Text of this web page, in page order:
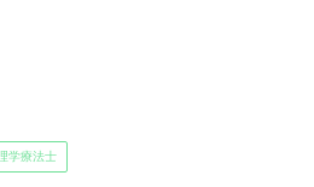
学療法士